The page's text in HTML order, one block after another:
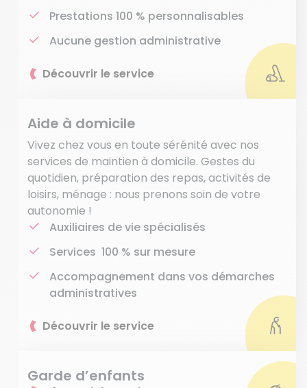
Prestations 100 % personnalisables
Aucune gestion administrative
Découvrir le service
Aide à domicile
Vivez chez vous en toute sérénité avec nos
services de maintien à domicile. Gestes du
quotidien, préparation des repas, activités de
loisirs, ménage : nous prenons soin de votre
autonomie !
Auxiliaires de vie spécialisés
Services 100 % sur mesure
Accompagnement dans vos démarches
administratives
Découvrir le service
Garde d’enfants